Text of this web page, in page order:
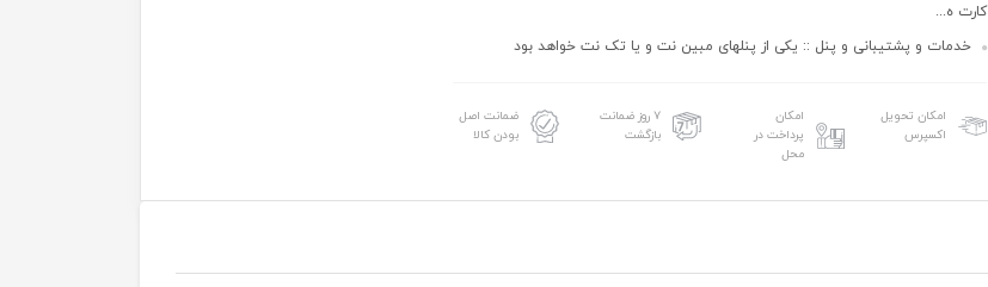
کارت ه...
خدمات و پشتیبانی و پنل :: یکی از پنلهای مبین نت و یا تک نت خواهد بود
امکان تحویل
اکسپرس
امکان
پرداخت در
محل
۷ روز ضمانت
بازگشت
ضمانت اصل
بودن کالا